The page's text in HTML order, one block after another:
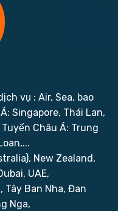
vụ : Air, Sea, bao
Singapore, Thái Lan,
Tuyến Châu Á: Trung
New Zealand,
UAE,
Tây Ban Nha, Đan
Nga,